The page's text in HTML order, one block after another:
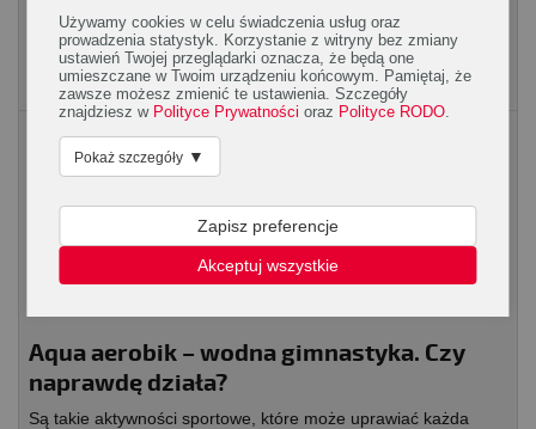
natłuszczany jest produkowanym przez nie sebum. To proces
całkowicie naturalny i jak najbardziej...
Aqua aerobik – wodna gimnastyka. Czy
naprawdę działa?
Są takie aktywności sportowe, które może uprawiać każda
Używamy cookies w celu świadczenia usług oraz
prowadzenia statystyk. Korzystanie z witryny bez zmiany
ustawień Twojej przeglądarki oznacza, że będą one
umieszczane w Twoim urządzeniu końcowym. Pamiętaj, że
zawsze możesz zmienić te ustawienia. Szczegóły
znajdziesz w Polityce Prywatności oraz Polityce RODO
Pokaż szczegóły ▼
Zapisz preferencje
Akceptuj wszystkie